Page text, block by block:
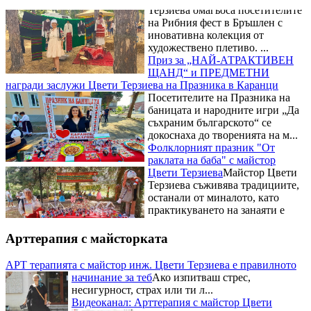
на Рибния фест в Бръшлен с
иновативна колекция от
художествено плетиво. ...
Приз за „НАЙ-АТРАКТИВЕН
ЩАНД“ и ПРЕДМЕТНИ
награди заслужи Цвети Терзиева на Празника в Каранци
Посетителите на Празника на
баницата и народните игри „Да
съхраним българското“ се
докоснаха до творенията на м...
Фолклорният празник "От
раклата на баба" с майстор
Цвети ТерзиеваМайстор Цвети
Терзиева съживява традициите,
останали от миналото, като
практикуването на занаяти е
сред най-старите ч...
Рибните изкушения на
майстор Цвети Терзиева
плетивата Цвети Терзиева е
готова да експериментира с
всякакви вкусове и рецепти. Тя
бе н...
Арттерапия с майсторката
АРТ терапията с майстор инж. Цвети Терзиева е правилното
начинание за тебАко изпитваш стрес,
несигурност, страх или ти л...
Видеоканал: Арттерапия с майстор Цвети